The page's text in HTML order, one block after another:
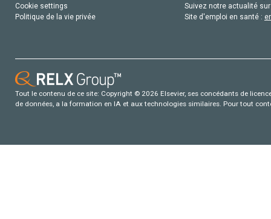
Cookie settings
Politique de la vie privée
Suivez notre actualité
Site d'emploi en santé :
Tout le contenu de ce site: Copyright © 2026 Elsevier, ses concédants de
de données, a la formation en IA et aux technologies similaires. Pour tout